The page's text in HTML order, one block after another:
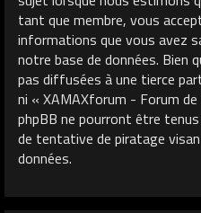
tant que membre, vous
informations que vous avez
notre base de données. Bien
pas diffusées à une tierce
ni « XAMAXforum - Forum de
phpBB ne pourront être
de tentative de piratage
données.